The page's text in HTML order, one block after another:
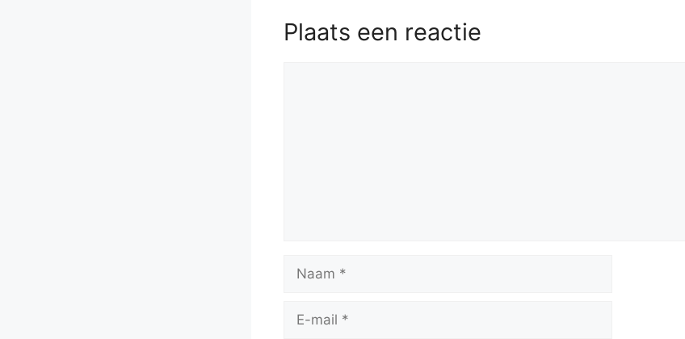
Plaats een reactie
mail